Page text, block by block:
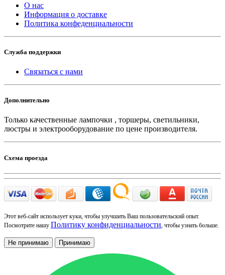
О нас
Информация о доставке
Политика конфеденциальности
Служба поддержки
Связаться с нами
Дополнительно
Только качественные лампочки , торшеры, светильники,
люстры и электрооборудование по цене производителя.
Схема проезда
Этот веб-сайт использует куки, чтобы улучшить Ваш пользовательский опыт.
Посмотрите нашу Политику конфиденциальности, чтобы узнать больше.
Не принимаю Принимаю